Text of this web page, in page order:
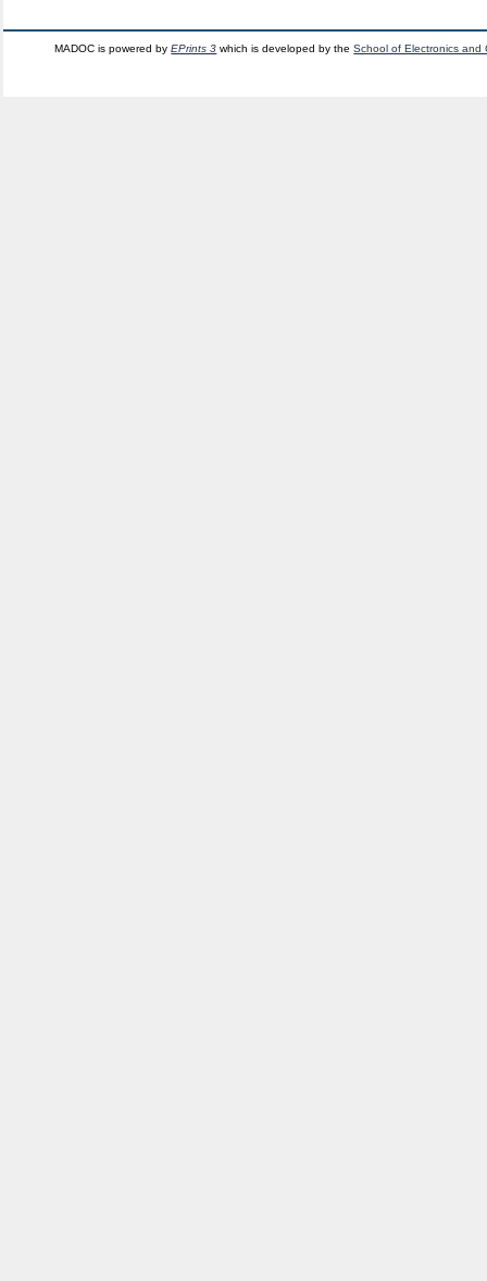
MADOC is powered byEPrints 3 which is developed by theSchool of Electronics and